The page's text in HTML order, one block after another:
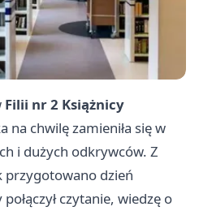
Filii nr 2 Książnicy
na chwilę zamieniła się w
i dużych odkrywców. Z
przygotowano dzień
czytanie, wiedzę o